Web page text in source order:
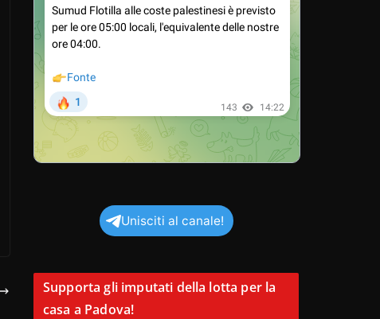
Unisciti al canale!
Supporta gli imputati della lotta per la
casa a Padova!